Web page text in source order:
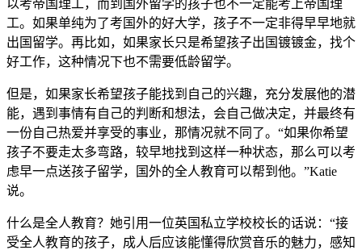
以考帝国理工，而到国外留学的孩子也不一定能考上帝国理
工。如果单纯为了考国外的好大学，孩子不一定非得早早地就
出国留学。再比如，如果家长只是希望孩子出国镀镀金，找个
好工作，这种情况下也不需要低龄留学。
但是，如果家长希望孩子能找到自己的兴趣，充分发展他的潜
能，遇到事情有自己的判断和想法，会自己做决定，并最终有
一份自己热爱并享受的事业，那情况就不同了。“如果你希望
孩子不要走太多弯路，较早地找到这样一种状态，那么可以考
虑早一点送孩子留学，国外的全人教育可以帮到他。”Katie
说。
什么是全人教育？她引用一位英国私立学校校长的话说：“接
受全人教育的孩子，成人后应该能懂得欣赏音乐的魅力，感知